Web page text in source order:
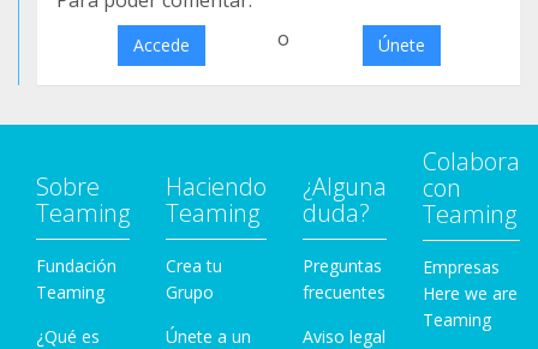
Accede o Únete
Sobre
Teaming
Fundación
Teaming
¿Qué es
Haciendo
Teaming
Crea tu
Grupo
Únete a un
¿Alguna
duda?
Preguntas
frecuentes
Aviso legal
Colabora
con
Teaming
Empresas
Here we are
Teaming